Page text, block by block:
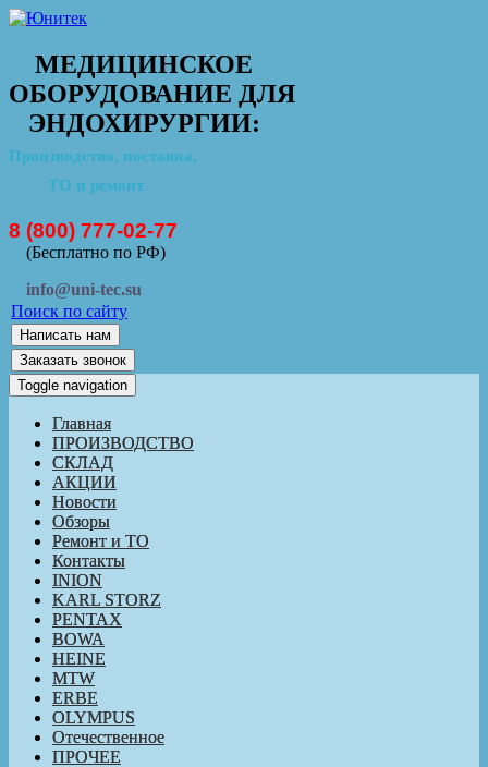
МЕДИЦИНСКОЕ
ОБОРУДОВАНИЕ ДЛЯ
ЭНДОХИРУРГИИ:
Производство, поставка,
ТО и ремонт
8 (800) 777-02-77
(Бесплатно по РФ)
info@uni-tec.su
Поиск по сайту
Написать нам
Заказать звонок
Toggle navigation
Главная
ПРОИЗВОДСТВО
СКЛАД
АКЦИИ
Новости
Обзоры
Ремонт и ТО
Контакты
INION
KARL STORZ
PENTAX
BOWA
HEINE
MTW
ERBE
OLYMPUS
Отечественное
ПРОЧЕЕ